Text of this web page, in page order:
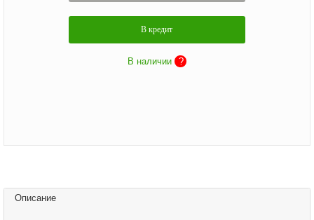
В кредит
В наличии ?
Описание